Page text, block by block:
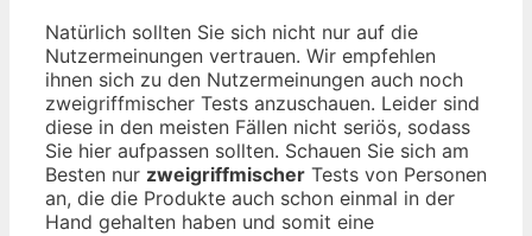
Natürlich sollten Sie sich nicht nur auf die
Nutzermeinungen vertrauen. Wir empfehlen
ihnen sich zu den Nutzermeinungen auch noch
zweigriffmischer Tests anzuschauen. Leider sind
diese in den meisten Fällen nicht seriös, sodass
Sie hier aufpassen sollten. Schauen Sie sich am
Besten nur zweigriffmischer Tests von Personen
an, die die Produkte auch schon einmal in der
Hand gehalten haben und somit eine